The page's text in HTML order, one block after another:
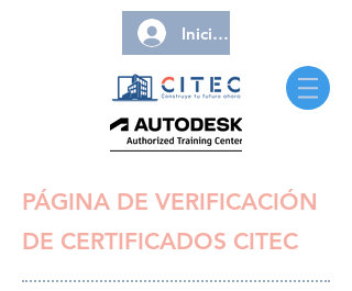
Iniciar sesión
PÁGINA DE VERIFICACIÓN
DE CERTIFICADOS CITEC